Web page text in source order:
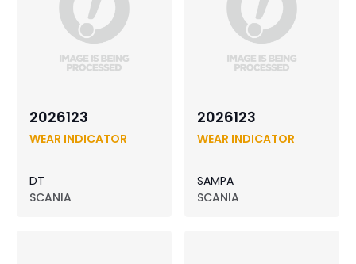
2026123
WEAR INDICATOR
DT
SCANIA
2026123
WEAR INDICATOR
SAMPA
SCANIA